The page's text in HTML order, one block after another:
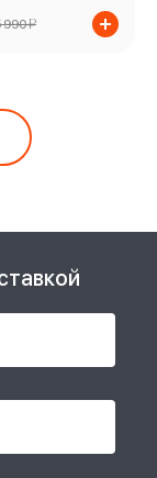
990й